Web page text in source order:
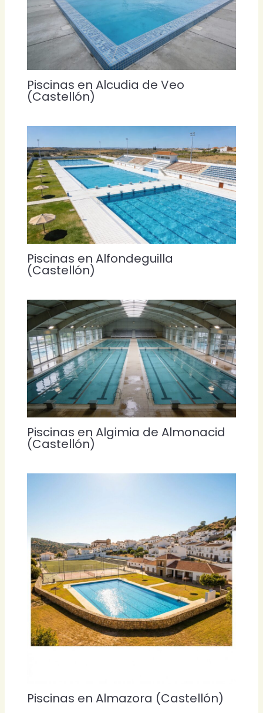
Piscinas en Alcudia de Veo
(Castellón)
Piscinas en Alfondeguilla
(Castellón)
Piscinas en Algimia de Almonacid
(Castellón)
Piscinas en Almazora (Castellón)